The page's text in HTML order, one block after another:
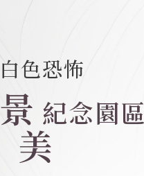
白色恐怖
景
美
紀念園區